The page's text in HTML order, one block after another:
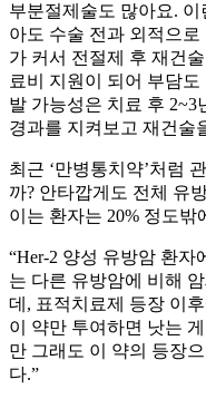
부분절제술도 많아요.
아도 수술 전과 외적으로
가 커서 전절제 후 재건
료비 지원이 되어 부담
발 가능성은 치료 후 2~3
경과를 지켜보고 재건술
최근 ‘만병통치약’처럼
까? 안타깝게도 전체 유
이는 환자는 20% 정도밖
“Her-2 양성 유방암 환자
는 다른 유방암에 비해
데, 표적치료제 등장 이
이 약만 투여하면 낫는
만 그래도 이 약의 등장
다.”